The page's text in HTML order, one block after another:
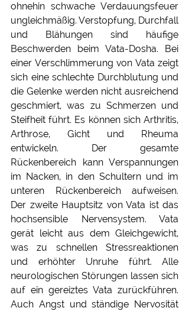
ohnehin schwache Verdauungsfeuer
ungleichmäßig. Verstopfung, Durchfall
und Blähungen sind häufige
Beschwerden beim Vata-Dosha. Bei
einer Verschlimmerung von Vata zeigt
sich eine schlechte Durchblutung und
die Gelenke werden nicht ausreichend
geschmiert, was zu Schmerzen und
Steifheit führt. Es können sich Arthritis,
Arthrose, Gicht und Rheuma
entwickeln. Der gesamte
Rückenbereich kann Verspannungen
im Nacken, in den Schultern und im
unteren Rückenbereich aufweisen.
Der zweite Hauptsitz von Vata ist das
hochsensible Nervensystem. Vata
gerät leicht aus dem Gleichgewicht,
was zu schnellen Stressreaktionen
und erhöhter Unruhe führt. Alle
neurologischen Störungen lassen sich
auf ein gereiztes Vata zurückführen.
Auch Angst und ständige Nervosität